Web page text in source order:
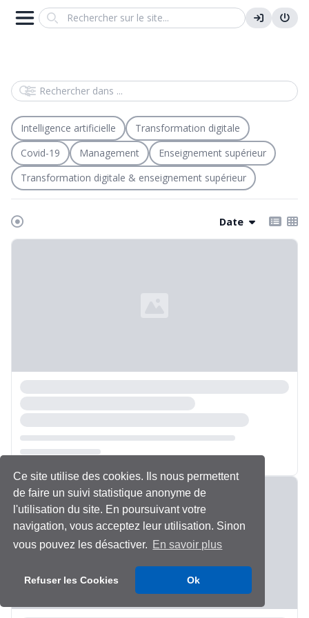
Ce site utilise des cookies. Ils nous permettent
de faire un suivi statistique anonyme de
l'utilisation du site. En poursuivant votre
navigation, vous acceptez leur utilisation. Sinon
vous pouvez les désactiver. En savoir plus
Refuser les Cookies Ok
Search
Rechercher dans
Intelligence artificielle
Transformation digitale
Covid-19
Management
Enseignement supérieur
Transformation digitale & enseignement supérieur
Date
Chargement...